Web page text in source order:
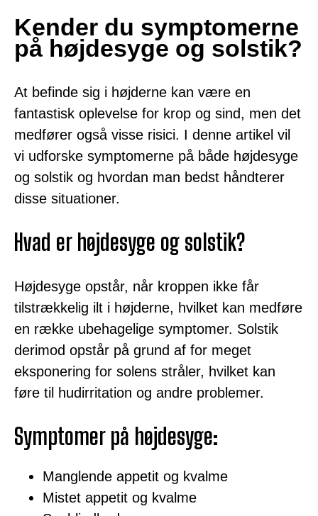
Kender du symptomerne
på højdesyge og solstik?
At befinde sig i højderne kan være en
fantastisk oplevelse for krop og sind, men det
medfører også visse risici. I denne artikel vil
vi udforske symptomerne på både højdesyge
og solstik og hvordan man bedst håndterer
disse situationer.
Hvad er højdesyge og solstik?
Højdesyge opstår, når kroppen ikke får
tilstrækkelig ilt i højderne, hvilket kan medføre
en række ubehagelige symptomer. Solstik
derimod opstår på grund af for meget
eksponering for solens stråler, hvilket kan
føre til hudirritation og andre problemer.
Symptomer på højdesyge:
Manglende appetit og kvalme
Mistet appetit og kvalme